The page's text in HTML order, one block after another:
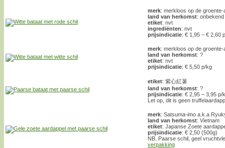
merk: merkloos op de groente-
land van herkomst: onbekend
etiket: nvt
ingrediënten: nvt
prijsindicatie: € 1,95 – € 2,60
merk: merkloos op de groente-
land van herkomst: ?
etiket: nvt
prijsindicatie: € 5,50 p/kg
etiket: 紫心紅薯
land van herkomst: ?
prijsindicatie: € 2,95 – 3,95 p/
Let op, dit is geen
merk: Satsuma-imo a.k.a
land van herkomst: Vietnam
etiket: Japanse Zoete
prijsindicatie: € 2,50 (500g)
NB. Paarse schil, geel
verpakking